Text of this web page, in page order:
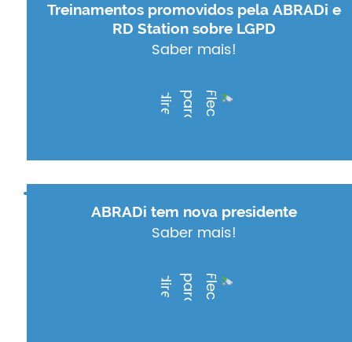
Treinamentos promovidos pela ABRADi e
RD Station sobre LGPD
Saber mais!
ABRADi tem nova presidente
Saber mais!